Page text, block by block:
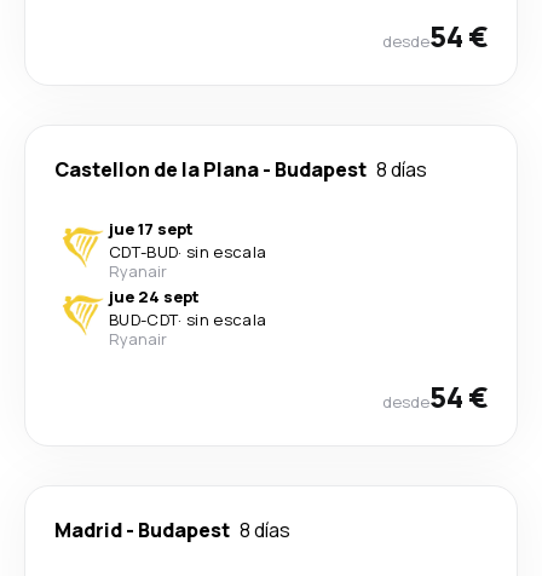
desde54 €
Castellon de la Plana- Budapest 8 días
jue 17 sept
CDT-BUD· sin escala
Ryanair
jue 24 sept
BUD-CDT· sin escala
Ryanair
desde54 €
Madrid- Budapest 8 días